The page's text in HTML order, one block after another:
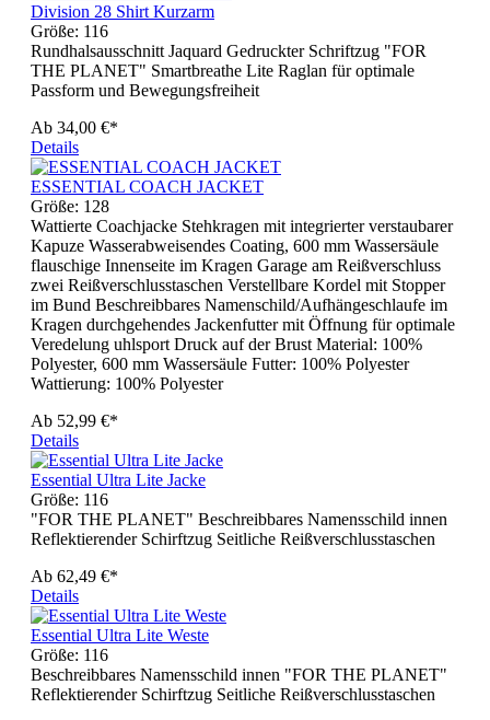
Division 28 Shirt Kurzarm
Größe: 116
Rundhalsausschnitt Jaquard Gedruckter Schriftzug "FOR
THE PLANET" Smartbreathe Lite Raglan für optimale
Passform und Bewegungsfreiheit
Ab 34,00 €*
Details
ESSENTIAL COACH JACKET
Größe: 128
Wattierte Coachjacke Stehkragen mit integrierter verstaubarer
Kapuze Wasserabweisendes Coating, 600 mm Wassersäule
flauschige Innenseite im Kragen Garage am Reißverschluss
zwei Reißverschlusstaschen Verstellbare Kordel mit Stopper
im Bund Beschreibbares Namenschild/Aufhängeschlaufe im
Kragen durchgehendes Jackenfutter mit Öffnung für optimale
Veredelung uhlsport Druck auf der Brust Material: 100%
Polyester, 600 mm Wassersäule Futter: 100% Polyester
Wattierung: 100% Polyester
Ab 52,99 €*
Details
Essential Ultra Lite Jacke
Größe: 116
"FOR THE PLANET" Beschreibbares Namensschild innen
Reflektierender Schirftzug Seitliche Reißverschlusstaschen
Ab 62,49 €*
Details
Essential Ultra Lite Weste
Größe: 116
Beschreibbares Namensschild innen "FOR THE PLANET"
Reflektierender Schirftzug Seitliche Reißverschlusstaschen